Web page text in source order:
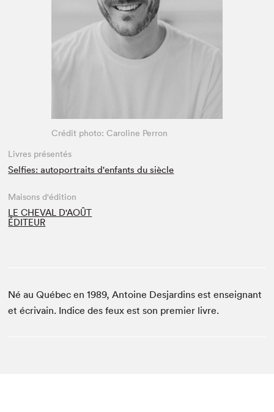
Crédit photo: Caroline Perron
Livres présentés
Selfies: autoportraits d'enfants du siècle
Maisons d'édition
LE CHEVAL D'AOÛT
ÉDITEUR
Né au Québec en 1989, Antoine Desjardins est enseignant
et écrivain. Indice des feux est son premier livre.